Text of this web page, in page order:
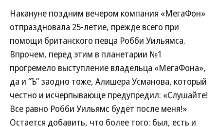
Накануне поздним вечером компания «МегаФон»
отпраздновала 25-летие, прежде всего при
помощи британского певца Робби Уильямса.
Впрочем, перед этим в планетарии №1
прогремело выступление владельца «МегаФона»,
да и “Ъ” заодно тоже, Алишера Усманова, который
честно и исчерпывающе предупредил: «Слушайте!
Все равно Робби Уильямс будет после меня!»
Остается добавить, что более того: был, есть и